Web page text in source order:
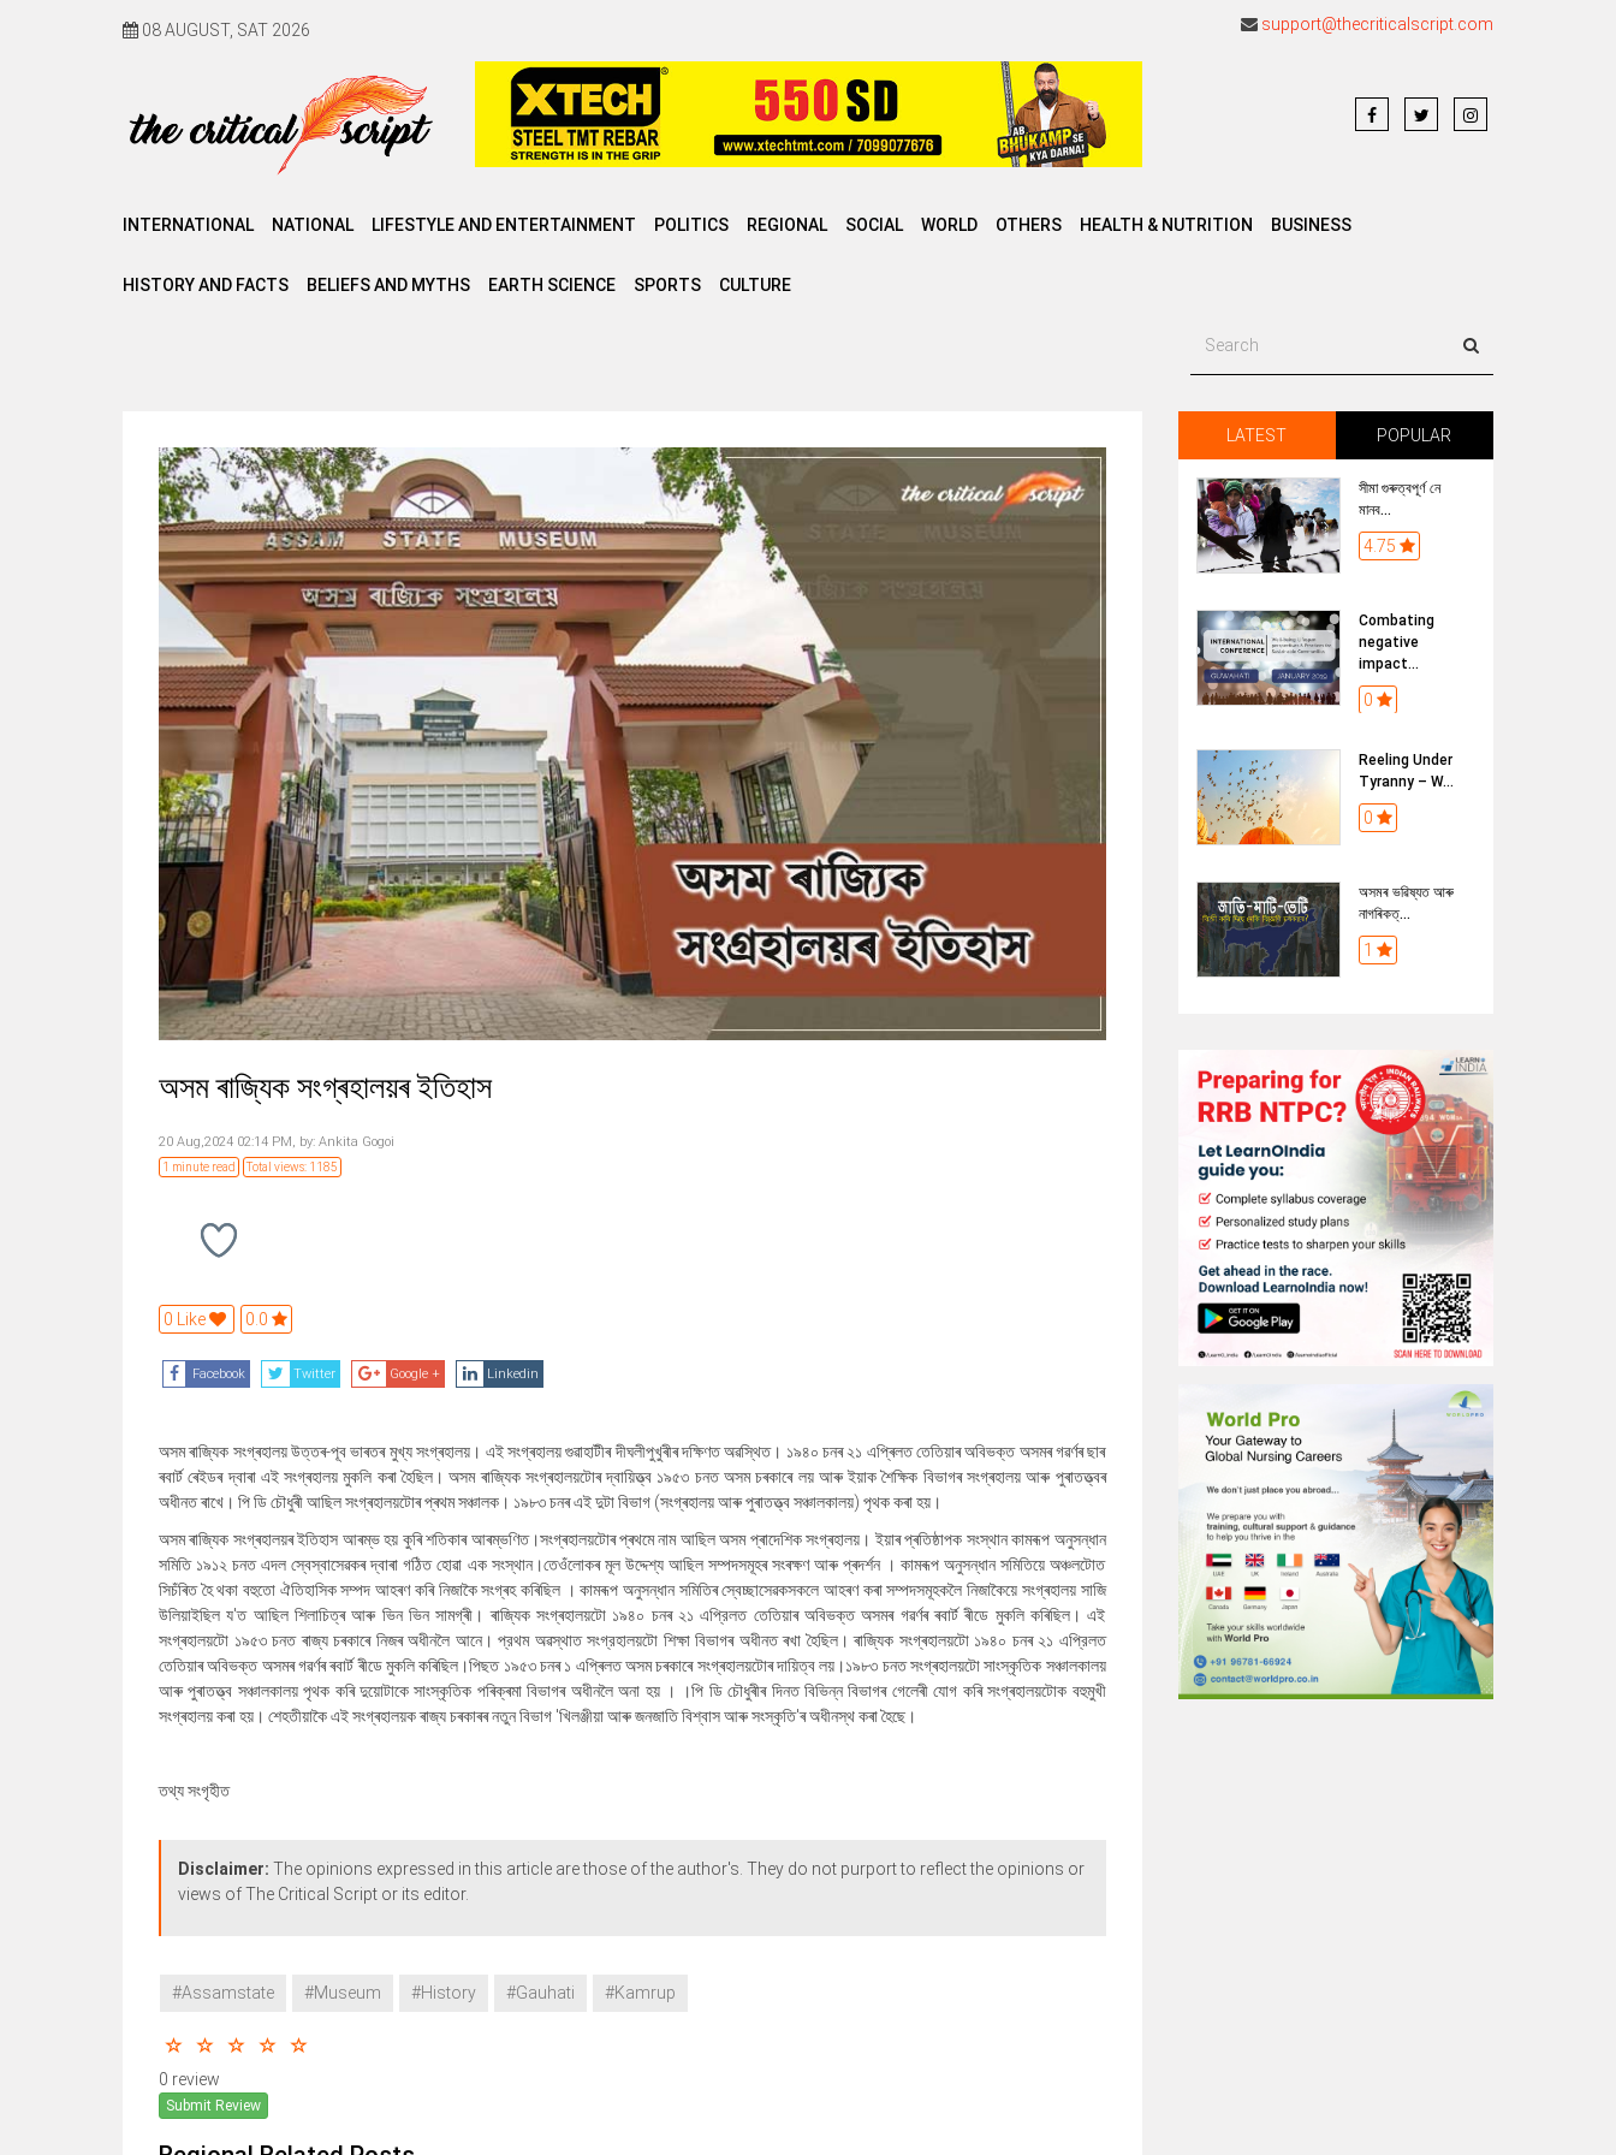
08 AUGUST, SAT 2026 support@thecriticalscript.com
INTERNATIONAL NATIONAL LIFESTYLE AND ENTERTAINMENT POLITICS REGIONAL SOCIAL WORLD OTHERS HEALTH & NUTRITION BUSINESS
HISTORY AND FACTS BELIEFS AND MYTHS EARTH SCIENCE SPORTS CULTURE
অসম ৰাজ্যিক সংগ্ৰহালয়ৰ ইতিহাস
20 Aug,2024 02:14 PM, by: Ankita Gogoi
1 minute read Total views: 1185
0 Like 0.0
Facebook Twitter Google + Linkedin
অসম ৰাজ্যিক সংগ্ৰহালয় উত্তৰ-পূব ভাৰতৰ মুখ্য সংগ্ৰহালয়। এই সংগ্ৰহালয় গুৱাহাটীৰ দীঘলীপুখুৰীৰ দক্ষিণত অৱস্থিত। ১৯৪০ চনৰ ২১ এপ্ৰিলত তেতিয়াৰ অবিভক্ত অসমৰ গৱৰ্ণৰ ছাৰ
ৰবাৰ্ট ৰেইডৰ দ্বাৰা এই‌ সংগ্ৰহালয় মুকলি কৰা হৈছিল। অসম ৰাজ্যিক সংগ্ৰহালয়টোৰ দ্বায়িত্ত্ব ১৯৫৩ চনত অসম চৰকাৰে লয় আৰু ইয়াক শৈক্ষিক বিভাগৰ সংগ্ৰহালয় আৰু পুৰাতত্ত্বৰ
অধীনত ৰাখে। পি ডি চৌধুৰী আছিল সংগ্ৰহালয়টোৰ প্ৰথম সঞ্চালক। ১৯৮৩ চনৰ এই দুটা বিভাগ (সংগ্ৰহালয় আৰু পুৰাতত্ত্ব সঞ্চালকালয়) পৃথক কৰা হয়।
অসম ৰাজ্যিক সংগ্ৰহালয়ৰ ইতিহাস আৰম্ভ হয় কুৰি শতিকাৰ আৰম্ভণিত।সংগ্ৰহালয়টোৰ প্ৰথমে নাম আছিল অসম প্ৰাদেশিক সংগ্ৰহালয়। ইয়াৰ প্ৰতিষ্ঠাপক সংস্থান কামৰূপ অনুসন্ধান
সমিতি ১৯১২ চনত এদল স্বেস্বাসেৱকৰ দ্বাৰা গঠিত হোৱা এক সংস্থান।তেওঁলোকৰ মূল উদ্দেশ্য আছিল সম্পদসমূহৰ সংৰক্ষণ আৰু প্ৰদৰ্শন । কামৰূপ অনুসন্ধান সমিতিয়ে অঞ্চলটোত
সিচঁৰিত হৈ থকা বহুতো ঐতিহাসিক সম্পদ আহৰণ কৰি নিজাকৈ সংগ্ৰহ কৰিছিল । কামৰূপ অনুসন্ধান সমিতিৰ স্বেচ্ছাসেৱকসকলে আহৰণ কৰা সম্পদসমূহকলৈ নিজাকৈয়ে সংগ্ৰহালয় সাজি
উলিয়াইছিল য'ত আছিল শিলাচিত্ৰ আৰু ভিন ভিন সামগ্ৰী। ৰাজ্যিক সংগ্ৰহালয়টো ১৯৪০ চনৰ ২১ এপ্রিলত তেতিয়াৰ অবিভক্ত অসমৰ গৱৰ্ণৰ ৰবাৰ্ট ৰীডে মুকলি কৰিছিল। এই
সংগ্ৰহালয়টো ১৯৫৩ চনত ৰাজ্য চৰকাৰে নিজৰ অধীনলৈ আনে। প্রথম অৱস্থাত সংগ্রহালয়টো শিক্ষা বিভাগৰ অধীনত ৰখা হৈছিল। ৰাজ্যিক সংগ্ৰহালয়টো ১৯৪০ চনৰ ২১ এপ্রিলত
তেতিয়াৰ অবিভক্ত অসমৰ গৱৰ্ণৰ ৰবাৰ্ট ৰীডে মুকলি কৰিছিল।পিছত ১৯৫৩ চনৰ ১ এপ্ৰিলত অসম চৰকাৰে সংগ্ৰহালয়টোৰ দায়িত্ব লয়।১৯৮৩ চনত সংগ্ৰহালয়টো সাংস্কৃতিক সঞ্চালকালয়
আৰু পুৰাতত্ত্ব সঞ্চালকালয় পৃথক কৰি দুয়োটাকে সাংস্কৃতিক পৰিক্ৰমা বিভাগৰ অধীনলৈ অনা হয় । ।পি ডি চৌধুৰীৰ দিনত বিভিন্ন বিভাগৰ গেলেৰী যোগ কৰি সংগ্ৰহালয়টোক বহুমুখী
সংগ্ৰহালয় কৰা হয়। শেহতীয়াকৈ এই সংগ্ৰহালয়ক ৰাজ্য চৰকাৰৰ নতুন বিভাগ 'খিলঞ্জীয়া আৰু জনজাতি বিশ্বাস আৰু সংস্কৃতি'ৰ অধীনস্থ কৰা হৈছে।
তথ্য সংগৃহীত
Disclaimer: The opinions expressed in this article are those of the author's. They do not purport to reflect the opinions or
views of The Critical Script or its editor.
#Assamstate #Museum #History #Gauhati #Kamrup
0 review
Submit Review
LATEST POPULAR
সীমা গুৰুত্বপূৰ্ণ নে
মানব...
4.75
Combating
negative
impact...
0
Reeling Under
Tyranny – W...
0
অসমৰ ভৱিষ্যত আৰু
নাগৰিকত্...
1